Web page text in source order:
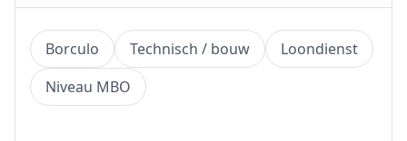
Borculo Technisch / bouw
Loondienst
Niveau MBO